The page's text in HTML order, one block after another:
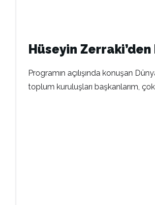
Hüseyin
Programın açılışında konuşan
toplum kuruluşları başkanlarım,